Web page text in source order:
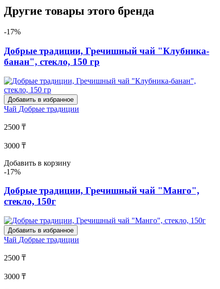
Другие товары этого бренда
-17%
Добрые традиции, Гречишный чай "Клубника-
банан", стекло, 150 гр
Добавить в избранное
Чай Добрые традиции
2500 ₸
3000 ₸
Добавить в корзину
-17%
Добрые традиции, Гречишный чай "Манго",
стекло, 150г
Добавить в избранное
Чай Добрые традиции
2500 ₸
3000 ₸